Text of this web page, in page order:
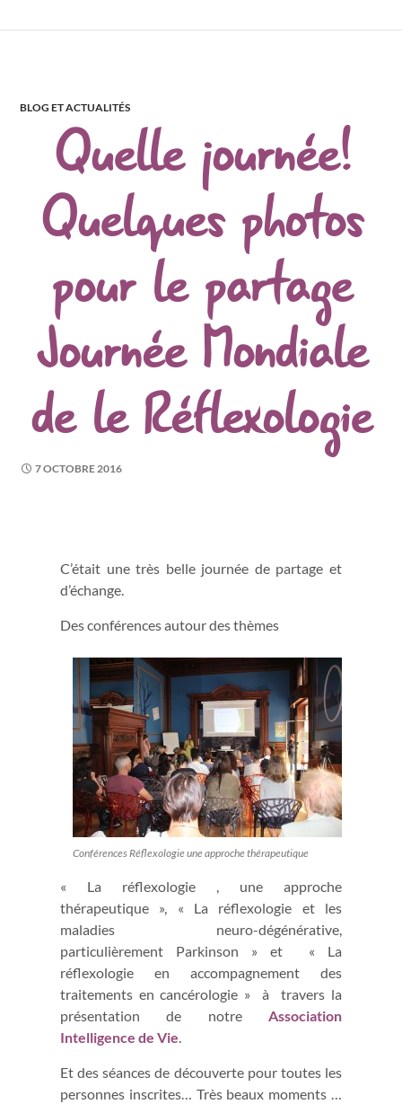
BLOG ET ACTUALITÉS
Quelle journée!
Quelques photos
pour le partage
Journée Mondiale
de le Réflexologie
7 OCTOBRE 2016
C’était une très belle journée de partage et
d’échange.
Des conférences autour des thèmes
Conférences Réflexologie une approche thérapeutique
« La réflexologie , une approche
thérapeutique », « La réflexologie et les
maladies neuro-dégénérative,
particulièrement Parkinson » et « La
réflexologie en accompagnement des
traitements en cancérologie » à travers la
présentation de notre Association
Intelligence de Vie.
Et des séances de découverte pour toutes les
personnes inscrites… Très beaux moments …